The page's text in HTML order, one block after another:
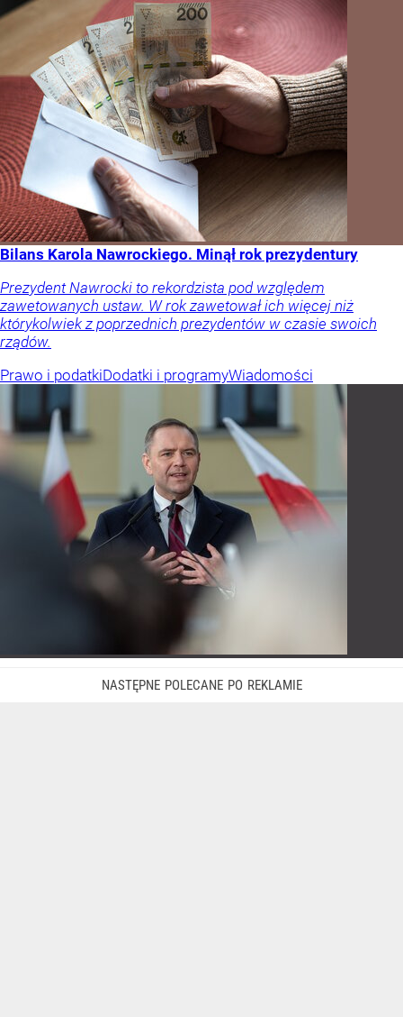
Bilans Karola Nawrockiego. Minął rok prezydentury
Prezydent Nawrocki to rekordzista pod względem
zawetowanych ustaw. W rok zawetował ich więcej niż
którykolwiek z poprzednich prezydentów w czasie swoich
rządów.
Prawo i podatkiDodatki i programyWiadomości